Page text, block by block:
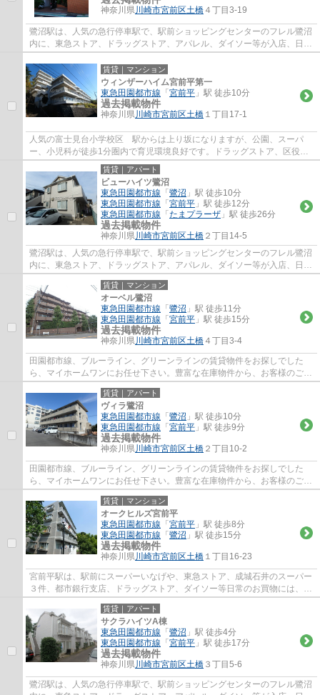
神奈川県川崎市宮前区土橋 ４丁目3-19
鷺沼駅は、人気の急行停車駅で、駅前ショッピングセンターのフレル鷺沼
内に、東急ストア、ドラッグストア、アパレル、ダイソー等が入店、日常
のお買い物に便利で、周辺には、飲食店街...
賃貸｜マンション
ウィンザーハイム宮前平第一
東急田園都市線 「 宮前平 」駅 徒歩10分
過去掲載物件
神奈川県川崎市宮前区土橋 １丁目17-1
人気の富士見台小学校区 駅からは上り坂になりますが、公園、スーパ
ー、小児科が徒歩1分圏内で育児環境良好です。ドラッグストア、区役
所、図書館、警察署等生活利便施設が近隣に集約...
賃貸｜アパート
ビューハイツ鷺沼
東急田園都市線 「 鷺沼 」駅 徒歩10分
東急田園都市線 「 宮前平 」駅 徒歩12分
東急田園都市線 「 たまプラーザ 」駅 徒歩26分
過去掲載物件
神奈川県川崎市宮前区土橋 ２丁目14-5
鷺沼駅は、人気の急行停車駅で、駅前ショッピングセンターのフレル鷺沼
内に、東急ストア、ドラッグストア、アパレル、ダイソー等が入店、日常
のお買い物に便利で、周辺には、飲食店街...
賃貸｜マンション
オーベル鷺沼
東急田園都市線 「 鷺沼 」駅 徒歩11分
東急田園都市線 「 宮前平 」駅 徒歩15分
過去掲載物件
神奈川県川崎市宮前区土橋 ４丁目3-4
田園都市線、ブルーライン、グリーンラインの賃貸物件をお探しでした
ら、マイホームワンにお任せ下さい。豊富な在庫物件から、お客様のご要
望に合うお部屋をご提案致します。
賃貸｜アパート
ヴィラ鷺沼
東急田園都市線 「 鷺沼 」駅 徒歩10分
東急田園都市線 「 宮前平 」駅 徒歩9分
過去掲載物件
神奈川県川崎市宮前区土橋 ２丁目10-2
田園都市線、ブルーライン、グリーンラインの賃貸物件をお探しでした
ら、マイホームワンにお任せ下さい。豊富な在庫物件から、お客様のご要
望に合うお部屋をご提案致します。
賃貸｜マンション
オークヒルズ宮前平
東急田園都市線 「 宮前平 」駅 徒歩8分
東急田園都市線 「 鷺沼 」駅 徒歩15分
過去掲載物件
神奈川県川崎市宮前区土橋 １丁目16-23
宮前平駅は、駅前にスーパーいなげや、東急ストア、成城石井のスーパー
３件、都市銀行支店、ドラッグストア、ダイソー等日常のお買物には、事
欠かないのと、駅北側には、宮前区役所、...
賃貸｜アパート
サクラハイツA棟
東急田園都市線 「 鷺沼 」駅 徒歩4分
東急田園都市線 「 宮前平 」駅 徒歩17分
過去掲載物件
神奈川県川崎市宮前区土橋 ３丁目5-6
鷺沼駅は、人気の急行停車駅で、駅前ショッピングセンターのフレル鷺沼